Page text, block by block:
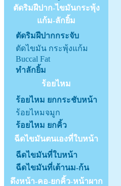
ตัดริมฝีปาก-ไขมันกระพุ้ง
แก้ม-ลักยิ้ม
ตัดริมฝีปากกระจับ
ตัดไขมัน กระพุ้งแก้ม
Buccal Fat
ทำลักยิ้ม
ร้อยไหม
ร้อยไหม ยกกระชับหน้า
ร้อยไหมจมูก
ร้อยไหม ยกคิ้ว
ฉีดไขมันตนเองที่ใบหน้า
ฉีดไขมันที่ใบหน้า
ฉีดไขมันที่เต้านม-ก้น
ดึงหน้า-คอ-ยกคิ้ว-หน้าผาก